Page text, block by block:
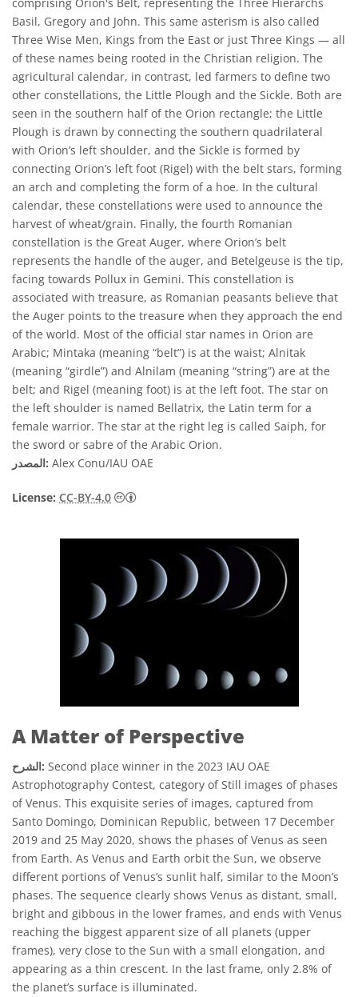
Basil, Gregory and John. This same asterism is also called
Three Wise Men, Kings from the East or just Three Kings — all
of these names being rooted in the Christian religion. The
agricultural calendar, in contrast, led farmers to define two
other constellations, the Little Plough and the Sickle. Both are
seen in the southern half of the Orion rectangle; the Little
Plough is drawn by connecting the southern quadrilateral
with Orion’s left shoulder, and the Sickle is formed by
connecting Orion’s left foot (Rigel) with the belt stars, forming
an arch and completing the form of a hoe. In the cultural
calendar, these constellations were used to announce the
harvest of wheat/grain. Finally, the fourth Romanian
constellation is the Great Auger, where Orion’s belt
represents the handle of the auger, and Betelgeuse is the tip,
facing towards Pollux in Gemini. This constellation is
associated with treasure, as Romanian peasants believe that
the Auger points to the treasure when they approach the end
of the world. Most of the official star names in Orion are
Arabic; Mintaka (meaning “belt”) is at the waist; Alnitak
(meaning “girdle”) and Alnilam (meaning “string”) are at the
belt; and Rigel (meaning foot) is at the left foot. The star on
the left shoulder is named Bellatrix, the Latin term for a
female warrior. The star at the right leg is called Saiph, for
the sword or sabre of the Arabic Orion.
المصدر: Alex Conu/IAU OAE
License: CC-BY-4.0
A Matter of Perspective
الشرح: Second place winner in the 2023 IAU OAE
Astrophotography Contest, category of Still images of phases
of Venus. This exquisite series of images, captured from
Santo Domingo, Dominican Republic, between 17 December
2019 and 25 May 2020, shows the phases of Venus as seen
from Earth. As Venus and Earth orbit the Sun, we observe
different portions of Venus’s sunlit half, similar to the Moon’s
phases. The sequence clearly shows Venus as distant, small,
bright and gibbous in the lower frames, and ends with Venus
reaching the biggest apparent size of all planets (upper
frames), very close to the Sun with a small elongation, and
appearing as a thin crescent. In the last frame, only 2.8% of
the planet’s surface is illuminated.